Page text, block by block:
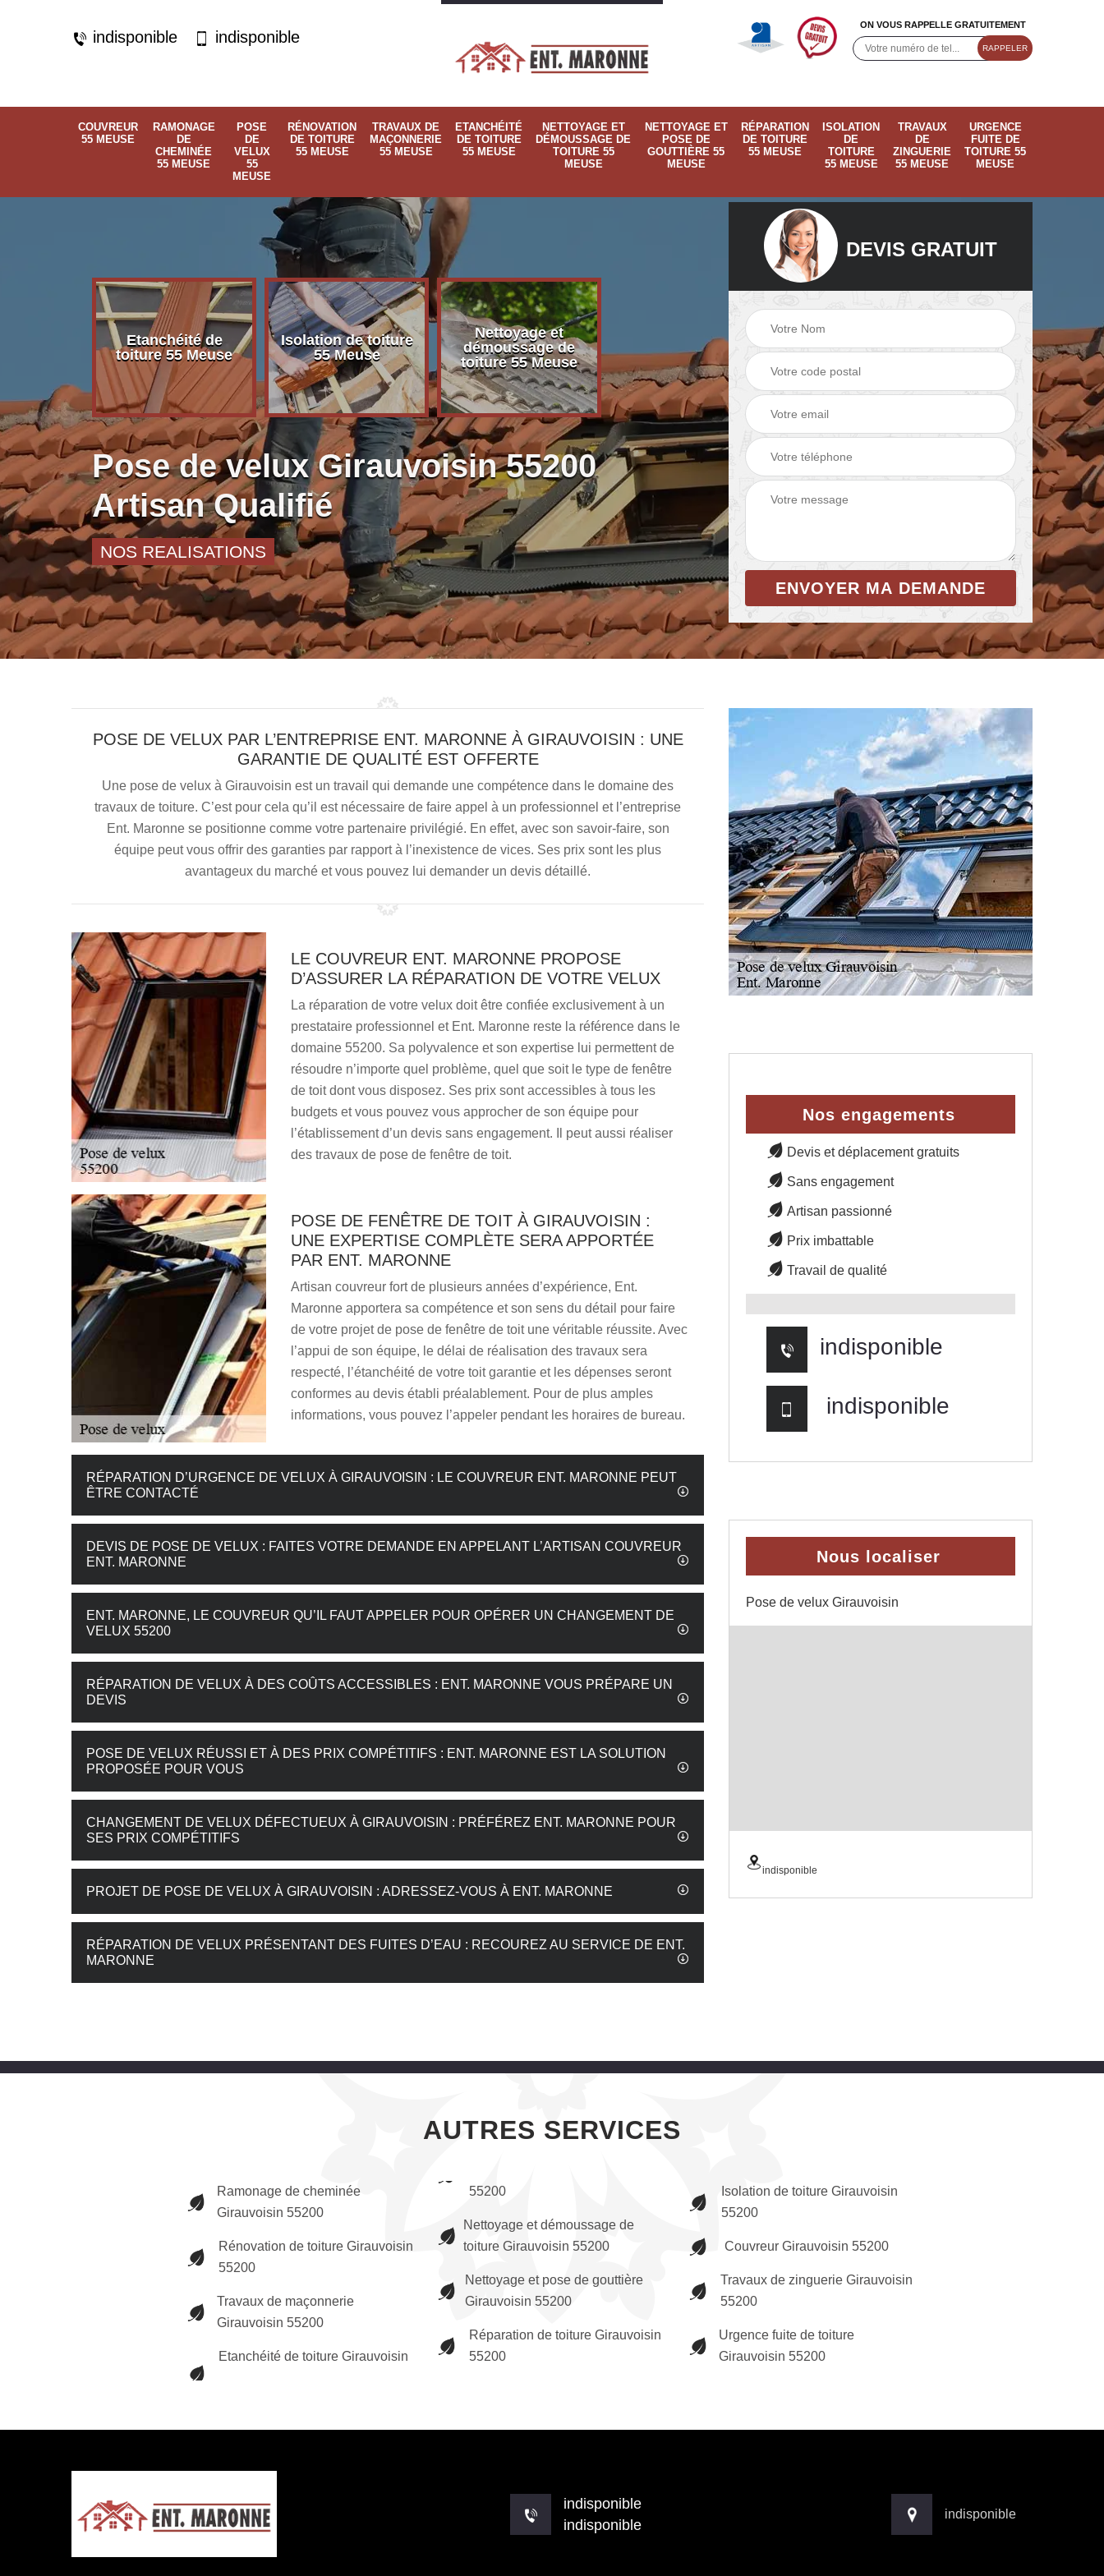
indisponible indisponible
ON VOUS RAPPELLE GRATUITEMENT
COUVREUR
55 MEUSE
RAMONAGE
DE
CHEMINÉE
55 MEUSE
POSE
DE
VELUX
55
MEUSE
RÉNOVATION
DE TOITURE
55 MEUSE
TRAVAUX DE
MAÇONNERIE
55 MEUSE
ETANCHÉITÉ
DE TOITURE
55 MEUSE
NETTOYAGE ET
DÉMOUSSAGE DE
TOITURE 55
MEUSE
NETTOYAGE ET
POSE DE
GOUTTIÈRE 55
MEUSE
RÉPARATION
DE TOITURE
55 MEUSE
ISOLATION
DE
TOITURE
55 MEUSE
TRAVAUX
DE
ZINGUERIE
55 MEUSE
URGENCE
FUITE DE
TOITURE 55
MEUSE
Etanchéité de
toiture 55 Meuse
Isolation de toiture
55 Meuse
Nettoyage et
démoussage de
toiture 55 Meuse
Nettoyage et pose
de gouttière 55
Meuse
Meuse
Ramonage de
cheminée 55
Pose de velux Girauvoisin 55200
Artisan Qualifié
NOS REALISATIONS
DEVIS GRATUIT
POSE DE VELUX PAR L’ENTREPRISE ENT. MARONNE À GIRAUVOISIN : UNE
GARANTIE DE QUALITÉ EST OFFERTE
Une pose de velux à Girauvoisin est un travail qui demande une compétence dans le domaine des
travaux de toiture. C’est pour cela qu’il est nécessaire de faire appel à un professionnel et l’entreprise
Ent. Maronne se positionne comme votre partenaire privilégié. En effet, avec son savoir-faire, son
équipe peut vous offrir des garanties par rapport à l’inexistence de vices. Ses prix sont les plus
avantageux du marché et vous pouvez lui demander un devis détaillé.
LE COUVREUR ENT. MARONNE PROPOSE
D’ASSURER LA RÉPARATION DE VOTRE VELUX
La réparation de votre velux doit être confiée exclusivement à un
prestataire professionnel et Ent. Maronne reste la référence dans le
domaine 55200. Sa polyvalence et son expertise lui permettent de
résoudre n’importe quel problème, quel que soit le type de fenêtre
de toit dont vous disposez. Ses prix sont accessibles à tous les
budgets et vous pouvez vous approcher de son équipe pour
l’établissement d’un devis sans engagement. Il peut aussi réaliser
des travaux de pose de fenêtre de toit.
POSE DE FENÊTRE DE TOIT À GIRAUVOISIN :
UNE EXPERTISE COMPLÈTE SERA APPORTÉE
PAR ENT. MARONNE
Artisan couvreur fort de plusieurs années d’expérience, Ent.
Maronne apportera sa compétence et son sens du détail pour faire
de votre projet de pose de fenêtre de toit une véritable réussite. Avec
l’appui de son équipe, le délai de réalisation des travaux sera
respecté, l’étanchéité de votre toit garantie et les dépenses seront
conformes au devis établi préalablement. Pour de plus amples
informations, vous pouvez l’appeler pendant les horaires de bureau.
RÉPARATION D’URGENCE DE VELUX À GIRAUVOISIN : LE COUVREUR ENT. MARONNE PEUT
ÊTRE CONTACTÉ
DEVIS DE POSE DE VELUX : FAITES VOTRE DEMANDE EN APPELANT L’ARTISAN COUVREUR
ENT. MARONNE
ENT. MARONNE, LE COUVREUR QU’IL FAUT APPELER POUR OPÉRER UN CHANGEMENT DE
VELUX 55200
RÉPARATION DE VELUX À DES COÛTS ACCESSIBLES : ENT. MARONNE VOUS PRÉPARE UN
DEVIS
POSE DE VELUX RÉUSSI ET À DES PRIX COMPÉTITIFS : ENT. MARONNE EST LA SOLUTION
PROPOSÉE POUR VOUS
CHANGEMENT DE VELUX DÉFECTUEUX À GIRAUVOISIN : PRÉFÉREZ ENT. MARONNE POUR
SES PRIX COMPÉTITIFS
PROJET DE POSE DE VELUX À GIRAUVOISIN : ADRESSEZ-VOUS À ENT. MARONNE
RÉPARATION DE VELUX PRÉSENTANT DES FUITES D’EAU : RECOUREZ AU SERVICE DE ENT.
MARONNE
Nos engagements
Devis et déplacement gratuits
Sans engagement
Artisan passionné
Prix imbattable
Travail de qualité
indisponible
indisponible
Nous localiser
Pose de velux Girauvoisin
indisponible
AUTRES SERVICES
Ramonage de cheminée
Girauvoisin 55200
Rénovation de toiture Girauvoisin
55200
Travaux de maçonnerie
Girauvoisin 55200
Etanchéité de toiture Girauvoisin
55200
Nettoyage et démoussage de
toiture Girauvoisin 55200
Nettoyage et pose de gouttière
Girauvoisin 55200
Réparation de toiture Girauvoisin
55200
Isolation de toiture Girauvoisin
55200
Couvreur Girauvoisin 55200
Travaux de zinguerie Girauvoisin
55200
Urgence fuite de toiture
Girauvoisin 55200
indisponible
indisponible
indisponible